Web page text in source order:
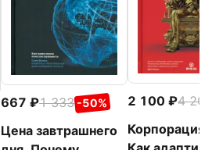
667 1 333 -50%
Цена завтрашнего
2 100
4 200
Корпорация